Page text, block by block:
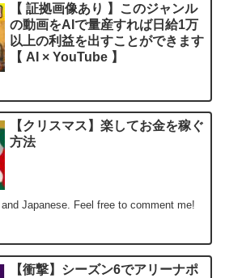
【 証拠画像あり 】このジャンル
の動画をAIで量産すれば日給1万
以上の利益を出すことができます
【 AI × YouTube 】
【クリスマス】楽してお金を稼ぐ
方法
Japanese. Feel free to comment me!
【衝撃】シーズン6でアリーナポ